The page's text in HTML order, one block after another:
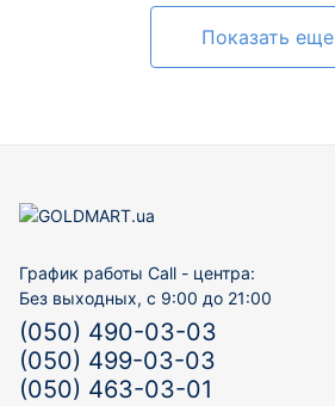
Показать еще
График работы Call - центра:
Без выходных, с 9:00 до 21:00
(050) 490-03-03
(050) 499-03-03
(050) 463-03-01